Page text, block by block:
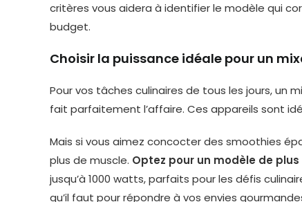
critères vous aidera à identifier le modèle qui
budget.
Choisir la puissance idéale pour un
Pour vos tâches culinaires de tous les jours, un
fait parfaitement l’affaire. Ces appareils sont
Mais si vous aimez concocter des smoothies
plus de muscle. Optez pour un modèle de
jusqu’à 1000 watts, parfaits pour les défis
qu’il faut pour répondre à vos envies